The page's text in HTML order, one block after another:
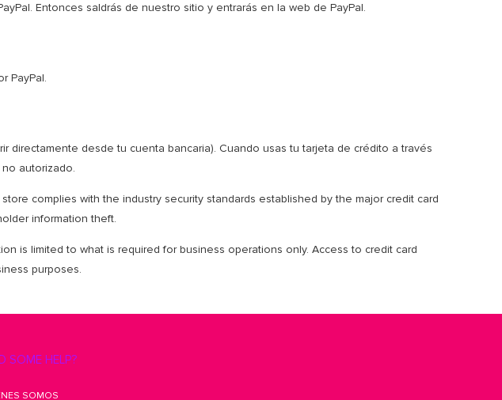
Entonces saldrás de nuestro sitio y entrarás en la web de PayPal.
PayPal.
desde tu cuenta bancaria). Cuando usas tu tarjeta de crédito a través
autorizado.
complies with the industry security standards established by the major credit card
information theft.
is limited to what is required for business operations only. Access to credit card
purposes.
SOME HELP?
SOMOS